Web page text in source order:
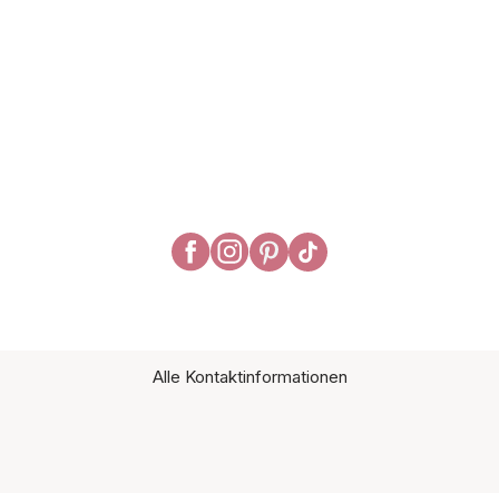
Alle Kontaktinformationen